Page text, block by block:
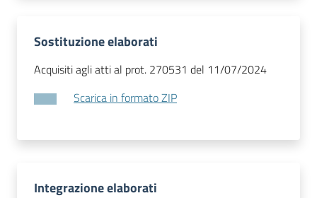
Sostituzione elaborati
Acquisiti agli atti al prot. 270531 del 11/07/2024
Scarica in formato ZIP
Integrazione elaborati